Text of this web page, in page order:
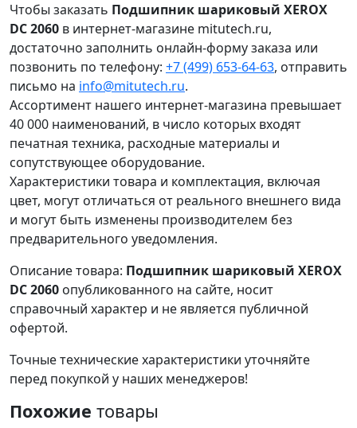
Чтобы заказать Подшипник шариковый XEROX
DC 2060 в интернет-магазине mitutech.ru,
достаточно заполнить онлайн-форму заказа или
позвонить по телефону: +7 (499) 653-64-63, отправить
письмо на info@mitutech.ru.
Ассортимент нашего интернет-магазина превышает
40 000 наименований, в число которых входят
печатная техника, расходные материалы и
сопутствующее оборудование.
Характеристики товара и комплектация, включая
цвет, могут отличаться от реального внешнего вида
и могут быть изменены производителем без
предварительного уведомления.
Описание товара: Подшипник шариковый XEROX
DC 2060 опубликованного на сайте, носит
справочный характер и не является публичной
офертой.
Точные технические характеристики уточняйте
перед покупкой у наших менеджеров!
Похожие товары